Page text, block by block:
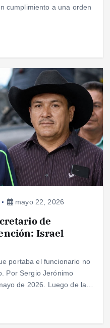
cumplimiento a una orden
mayo 22, 2026
de
Israel
portaba el funcionario no
Por Sergio Jerónimo
de 2026. Luego de la…